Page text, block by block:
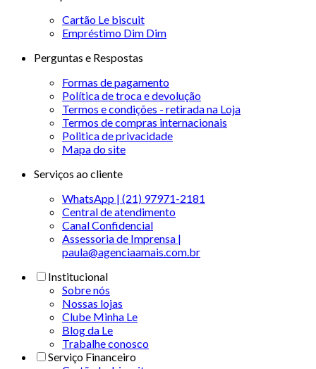
Cartão Le biscuit
Empréstimo Dim Dim
Perguntas e Respostas
Formas de pagamento
Política de troca e devolução
Termos e condições - retirada na Loja
Termos de compras internacionais
Politica de privacidade
Mapa do site
Serviços ao cliente
WhatsApp | (21) 97971-2181
Central de atendimento
Canal Confidencial
Assessoria de Imprensa |
paula@agenciaamais.com.br
Institucional
Sobre nós
Nossas lojas
Clube Minha Le
Blog da Le
Trabalhe conosco
Serviço Financeiro